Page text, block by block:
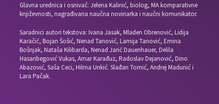
Glavna urednica i osnivač: Jelena Kalinić, biolog, MA komparativne
književnosti, nagrađivana naučna novinarka i naučni komunikator.
Saradnici autori tekstova: Ivana Jasak, Mladen Obrenović, Lidija
Karačić, Bojan Šošić, Nenad Tanović, Lamija Tanović, Emina
Bošnjak, Nataša Kilibarda, Nenad Jarić Dauenhauer, Delila
Hasanbegović Vukas, Amar Karađuz, Radoslav Dejanović, Dino
Abazović, Saša Ceci, Hilma Unkić. Slađan Tomić, Andrej Madunić i
Lara Pačak.